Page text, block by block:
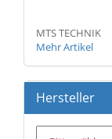
MTS TECHNIK
Mehr Artikel
Hersteller